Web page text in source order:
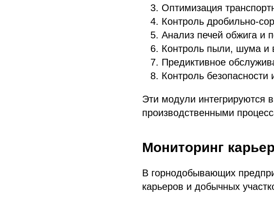
Оптимизация
Контроль дробильно-
Анализ печей обжига и
Контроль пыли, шума и
Предиктивное
Контроль безопасности
Эти модули интегрируются
производственными
Мониторинг
В горнодобывающих
карьеров и добычных